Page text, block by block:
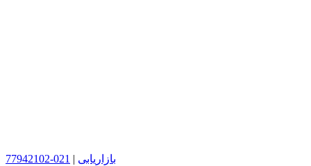
بازاریابی |
021-77942102